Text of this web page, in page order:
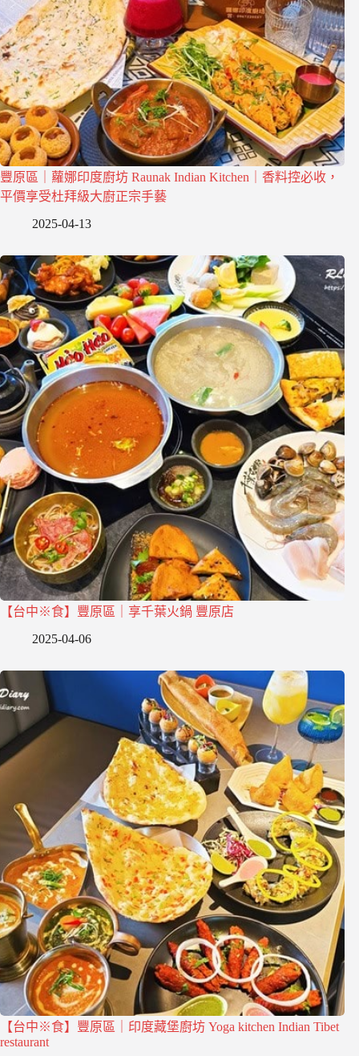
豐原區｜蘿娜印度廚坊 Raunak Indian Kitchen｜香料控必收，
平價享受杜拜級大廚正宗手藝
2025-04-13
【台中※食】豐原區｜享千葉火鍋 豐原店
2025-04-06
【台中※食】豐原區｜印度藏堡廚坊 Yoga kitchen Indian Tibet
restaurant